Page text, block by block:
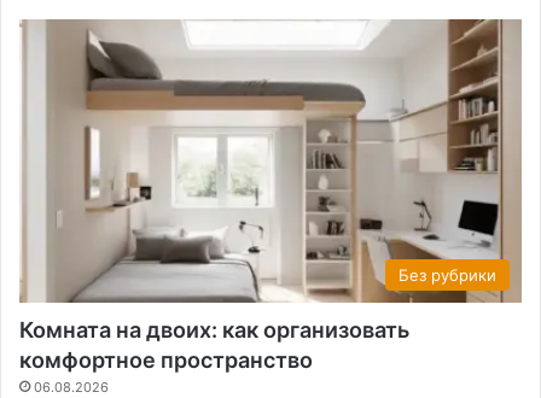
Без рубрики
Комната на двоих: как организовать
комфортное пространство
06.08.2026